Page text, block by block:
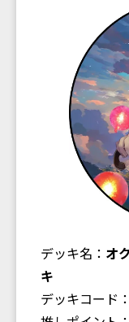
デッキ名： オ
キ
デッキコード